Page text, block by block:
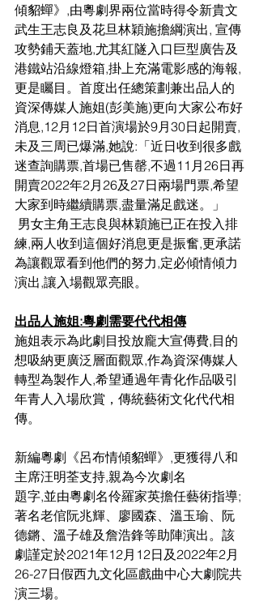
傾貂蟬》,由粵劇界兩位當時得令新貴文
武生王志良及花旦林穎施擔綱演出, 宣傳
攻勢鋪天蓋地,尤其紅隧入口巨型廣告及
港鐵站沿線燈箱,掛上充滿電影感的海報,
更是矚目。首度出任總策劃兼出品人的
資深傳媒人施姐(彭美施)更向大家公布好
消息,12月12日首演場於9月30日起開賣,
未及三周已爆滿,她說:「近日收到很多戲
迷查詢購票,首場已售罄,不過11月26日再
開賣2022年2月26及27日兩場門票,希望
大家到時繼續購票,盡量滿足戲迷。」
男女主角王志良與林穎施已正在投入排
練,兩人收到這個好消息更是振奮,更承諾
為讓觀眾看到他們的努力,定必傾情傾力
演出,讓入場觀眾亮眼。
出品人施姐:粵劇需要代代相傳
施姐表示為此劇目投放龐大宣傳費,目的
想吸納更廣泛層面觀眾,作為資深傳媒人
轉型為製作人,希望通過年青化作品吸引
年青人入場欣賞，傳統藝術文化代代相
傳。
新編粵劇《呂布情傾貂蟬》,更獲得八和
主席汪明荃支持,親為今次劇名
題字,並由粵劇名伶羅家英擔任藝術指導;
著名老倌阮兆輝、廖國森、溫玉瑜、阮
德鏘、溫子雄及詹浩鋒等助陣演出。該
劇謹定於2021年12月12日及2022年2月
26-27日假西九文化區戲曲中心大劇院共
演三場。